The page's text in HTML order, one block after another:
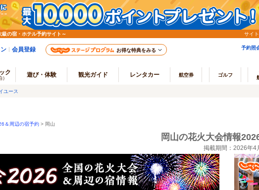
の宿・ホテル予約サイト～ サイ
会員登録 お得な特典をみる 予約照
ク 遊び・体験 観光ガイド レンタカー 航空券 ゴルフ
ユース
＆周辺の宿予約 > 岡山
岡山の花火大会情報
掲載期間：2026年4